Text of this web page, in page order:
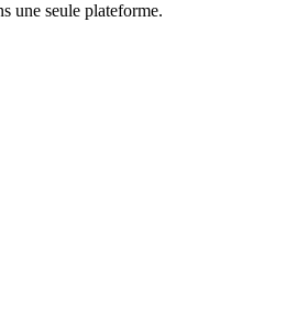
une seule plateforme.